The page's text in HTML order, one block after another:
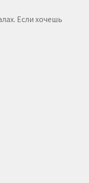
Если хочешь